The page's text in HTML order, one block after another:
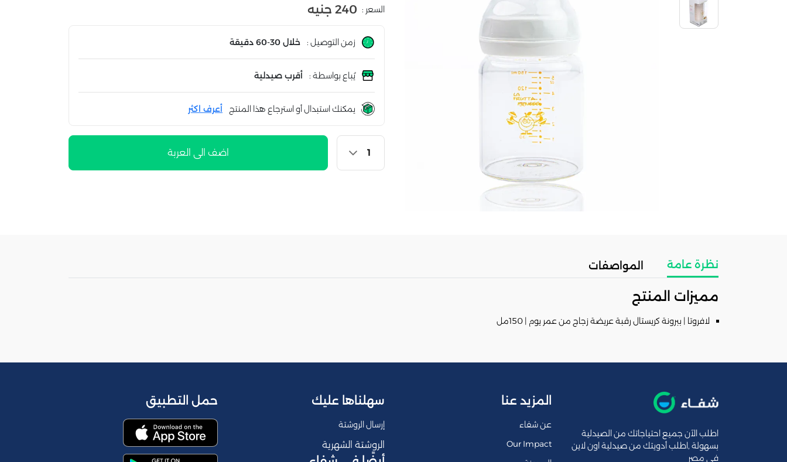
السعر : 240 جنيه
زمن التوصيل : خلال 30-60 دقيقة
يُباع بواسطة : أقرب صيدلية
يمكنك استبدال أو استرجاع هذا المنتج أعرف اكثر
اضف الى العربة
نظرة عامة المواصفات
مميزات المنتج
لافروتا | ببرونة كريستال رقبة عريضة زجاج من عمر يوم | 150مل
اطلب الآن جميع احتياجاتك من الصيدلية
بسهولة ,اطلب أدويتك من صيدلية اون لاين
فى مصر
المزيد عنا
عن شفاء
Our Impact
سهلناها عليك
إرسال الروشتة
الروشتة الشهرية
حمل التطبيق